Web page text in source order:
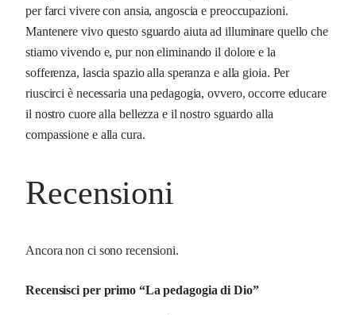
per farci vivere con ansia, angoscia e preoccupazioni.
Mantenere vivo questo sguardo aiuta ad illuminare quello che
stiamo vivendo e, pur non eliminando il dolore e la
sofferenza, lascia spazio alla speranza e alla gioia. Per
riuscirci è necessaria una pedagogia, ovvero, occorre educare
il nostro cuore alla bellezza e il nostro sguardo alla
compassione e alla cura.
Recensioni
Ancora non ci sono recensioni.
Recensisci per primo “La pedagogia di Dio”